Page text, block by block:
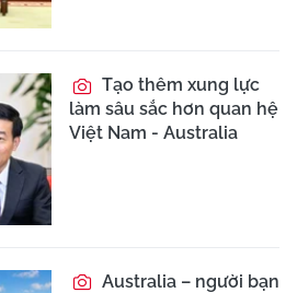
Tạo thêm xung lực
làm sâu sắc hơn quan hệ
Việt Nam - Australia
Australia – người bạn